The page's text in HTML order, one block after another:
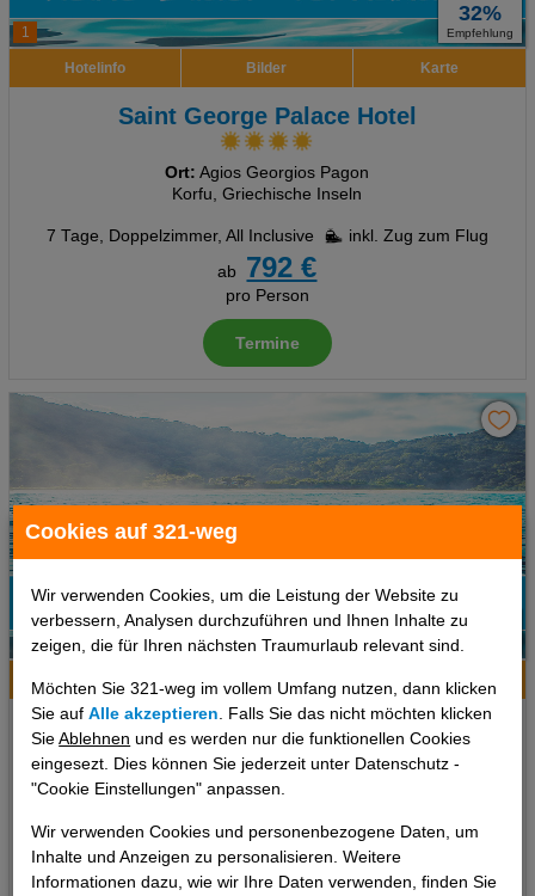
Cookies auf 321-weg
Wir verwenden Cookies, um die Leistung der Website zu
verbessern, Analysen durchzuführen und Ihnen Inhalte zu
zeigen, die für Ihren nächsten Traumurlaub relevant sind.
Möchten Sie 321-weg im vollem Umfang nutzen, dann klicken
Sie aufAlle akzeptieren . Falls Sie das nicht möchten klicken
SieAblehnen und es werden nur die funktionellen Cookies
eingesezt. Dies können Sie jederzeit unter Datenschutz -
"Cookie Einstellungen" anpassen.
Wir verwenden Cookies und personenbezogene Daten, um
Inhalte und Anzeigen zu personalisieren. Weitere
Informationen dazu, wie wir Ihre Daten verwenden, finden Sie
1
32%
Empfehlung
Hotelinfo Bilder Karte
Saint George Palace Hotel
Ort: Agios Georgios Pagon
Korfu, Griechische Inseln
7 Tage, Doppelzimmer, All Inclusive
inkl. Zug zum Flug
ab
792 €
pro Person
Termine
17%
Empfehlung
Hotelinfo Bilder Karte
Porto Demo Hotel
Ort:Agios Georgios Pagon
7 Tage
Doppelzimmer, All Inclusive
ab 1119 €